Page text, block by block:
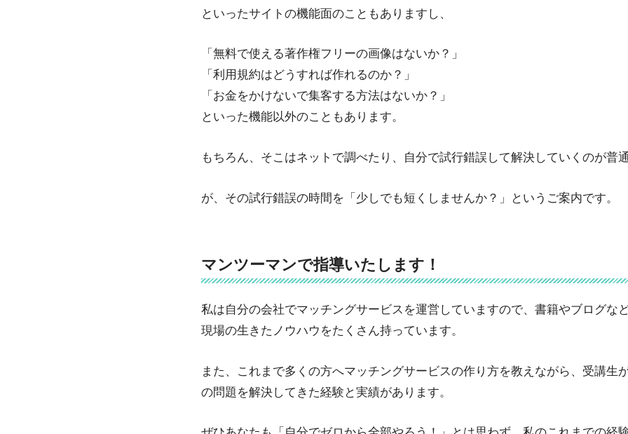
といったサイトの機能面のこともありますし、
「無料で使える著作権フリーの画像はないか？」
「利用規約はどうすれば作れるのか？」
「お金をかけないで集客する方法はないか？」
といった機能以外のこともあります。
もちろん、そこはネットで調べたり、自分で試行錯誤して解決していくのが普
が、その試行錯誤の時間を「少しでも短くしませんか？」というご案内です。
マンツーマンで指導いたします！
私は自分の会社でマッチングサービスを運営していますので、書籍やブログな
現場の生きたノウハウをたくさん持っています。
また、これまで多くの方へマッチングサービスの作り方を教えながら、受講生
の問題を解決してきた経験と実績があります。